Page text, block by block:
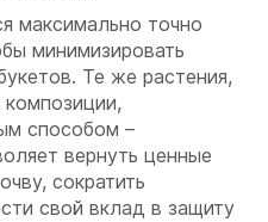
максимально точно
минимизировать
Те же растения,
способом –
вернуть ценные
сократить
свой вклад в защиту